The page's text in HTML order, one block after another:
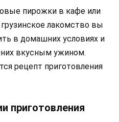
пирожки в кафе или
лакомство вы
в домашних условиях и
вкусным ужином.
рецепт приготовления
приготовления